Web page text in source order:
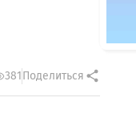
381Поделиться